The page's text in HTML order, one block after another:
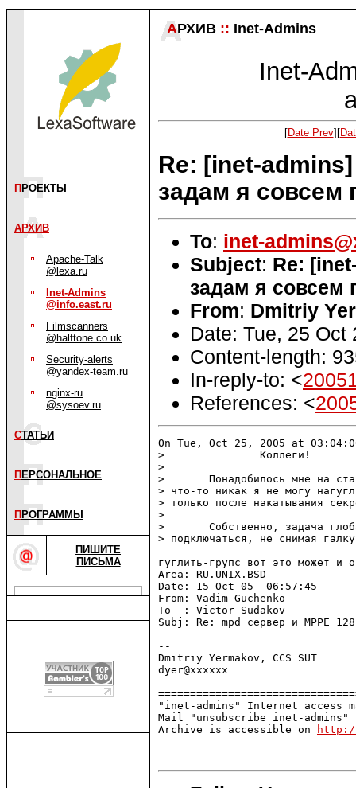
П РОЕКТЫ
АРХИВ
Apache-Talk
@lexa.ru
Inet-Admins
@info.east.ru
Filmscanners
@halftone.co.uk
Security-alerts
@yandex-team.ru
nginx-ru
@sysoev.ru
СТАТЬИ
П ЕРСОНАЛЬНОЕ
П РОГРАММЫ
ПИШИТЕ
ПИСЬМА
АРХИВ :: Inet-Admins
Inet-
[Date Prev][
Re: [inet-
задам я совсем
To: inet-
Subject: Re:
задам я совсем
From: Dmitriy
Date: Tue, 25 Oct
Content-length:
In-reply-to: <
References: <
On Tue, Oct 25, 2005 at
>               Коллеги!
>
>       Понадобилось мне на
> что-то никак я не могу
> только после накатывания
>
>       Собственно, задача
> подключаться, не снимая
гуглить-групс вот это может и
Area: RU.UNIX.BSD
Date: 15 Oct 05  06:57:45
From: Vadim Guchenko
To  : Victor Sudakov
Subj: Re: mpd сервер и MPPE
--
Dmitriy Yermakov, CCS SUT
dyer@xxxxxx
"inet-admins" Internet access
Mail "unsubscribe inet-admins"
Archive is accessible on